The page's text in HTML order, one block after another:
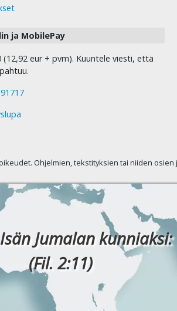
ja MobilePay
(12,92 eur + pvm). Kuuntele viesti, että
91717
Ohjelmien, tekstityksien tai niiden
Jumalan
(Fil. 2:11)